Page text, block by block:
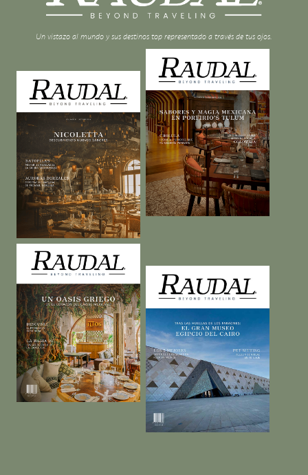
Un vistazo al mundo y sus destinos top representado a través de tus ojos.